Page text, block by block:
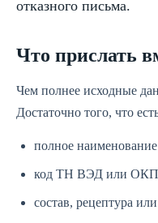
отказного письма.
Что прислать
Чем полнее исходные
Достаточно того, что
полное
код ТН ВЭД или
состав, рецептура